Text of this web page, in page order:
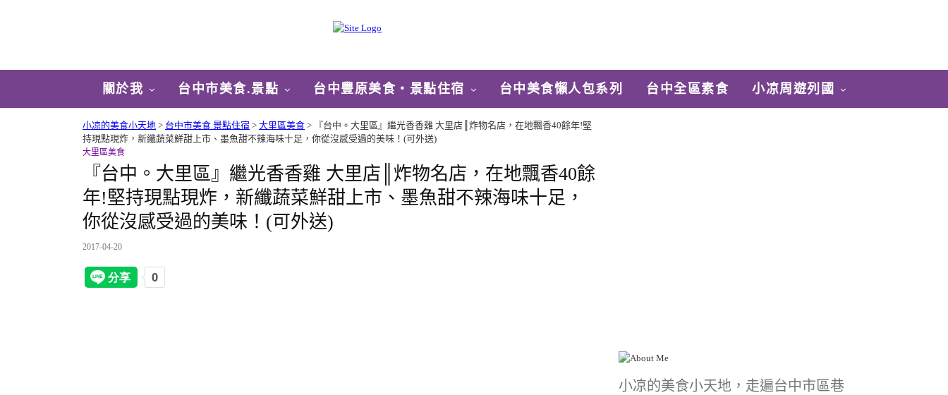
關於我 台中市美食.景點 台中豐原美食‧景點住宿 台中美食懶人包系列 台中全區素食 小凉周遊列國
小凉的美食小天地 > 台中市美食.景點住宿 > 大里區美食 >
『台中。大里區』繼光香香雞 大里店║炸物名店，在地飄香40餘年!堅
持現點現炸，新纖蔬菜鮮甜上市、墨魚甜不辣海味十足，你從沒感受過的美味！(可外送)
大里區美食
『台中。大里區』繼光香香雞 大里店║炸物名店，在地飄香40餘
年!堅持現點現炸，新纖蔬菜鮮甜上市、墨魚甜不辣海味十足，
你從沒感受過的美味！(可外送)
2017-04-20
小凉的美食小天地，走遍台中市區巷